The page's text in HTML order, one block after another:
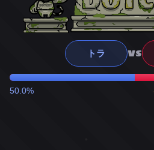
トラ VS
50.0%